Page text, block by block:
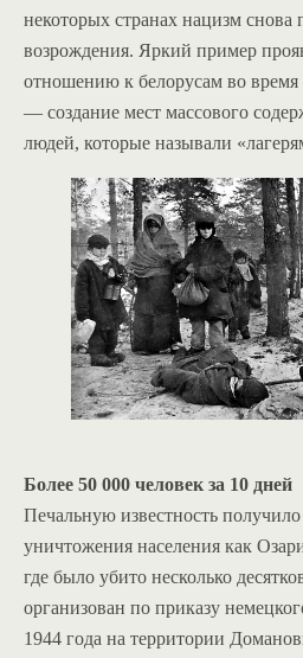
некоторых странах нацизм
возрождения. Яркий пример
отношению к белорусам во
— создание мест массового
людей, которые называли
Более 50 000 человек за 10 дней
Печальную известность получило
уничтожения населения как
где было убито несколько
организован по приказу
1944 года на территории